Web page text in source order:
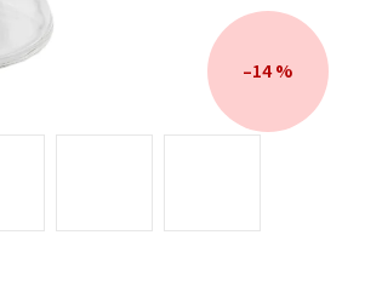
–14 %